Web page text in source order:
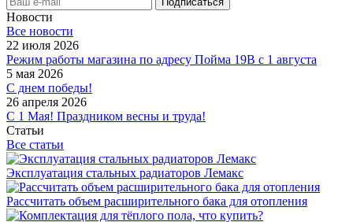
Новости
Все новости
22 июля 2026
Режим работы магазина по адресу Пойма 19В с 1 августа
5 мая 2026
С днем победы!
26 апреля 2026
С 1 Мая! Праздником весны и труда!
Статьи
Все статьи
Эксплуатация стальных радиаторов Лемакс
Рассчитать объем расширительного бака для отопления